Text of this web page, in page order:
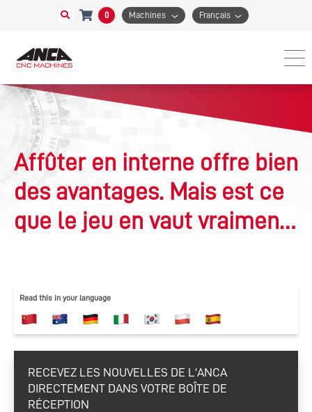
0 Machines Français
Affûter en interne offre bien
des avantages. Mais est ce
que le jeu en vaut vraiment
Read this in your language
RECEVEZ LES NOUVELLES DE L'ANCA
DIRECTEMENT DANS VOTRE BOÎTE DE
RÉCEPTION